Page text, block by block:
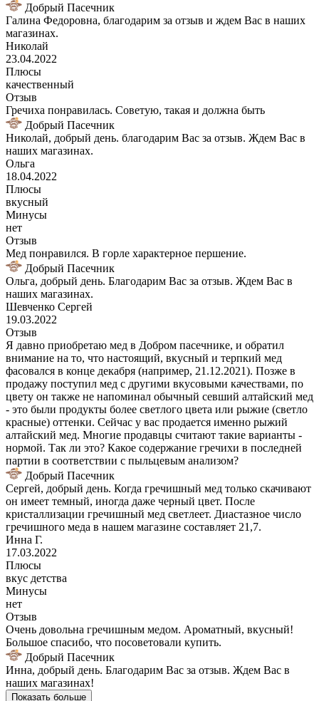
Добрый Пасечник
Галина Федоровна, благодарим за отзыв и ждем Вас в наших
магазинах.
Николай
23.04.2022
Плюсы
качественный
Отзыв
Гречиха понравилась. Советую, такая и должна быть
Добрый Пасечник
Николай, добрый день. благодарим Вас за отзыв. Ждем Вас в
наших магазинах.
Ольга
18.04.2022
Плюсы
вкусный
Минусы
нет
Отзыв
Мед понравился. В горле характерное першение.
Добрый Пасечник
Ольга, добрый день. Благодарим Вас за отзыв. Ждем Вас в
наших магазинах.
Шевченко Сергей
19.03.2022
Отзыв
Я давно приобретаю мед в Добром пасечнике, и обратил
внимание на то, что настоящий, вкусный и терпкий мед
фасовался в конце декабря (например, 21.12.2021). Позже в
продажу поступил мед с другими вкусовыми качествами, по
цвету он также не напоминал обычный севший алтайский мед
- это были продукты более светлого цвета или рыжие (светло
красные) оттенки. Сейчас у вас продается именно рыжий
алтайский мед. Многие продавцы считают такие варианты -
нормой. Так ли это? Какое содержание гречихи в последней
партии в соответствии с пыльцевым анализом?
Добрый Пасечник
Сергей, добрый день. Когда гречишный мед только скачивают
он имеет темный, иногда даже черный цвет. После
кристаллизации гречишный мед светлеет. Диастазное число
гречишного меда в нашем магазине составляет 21,7.
Инна Г.
17.03.2022
Плюсы
вкус детства
Минусы
нет
Отзыв
Очень довольна гречишным медом. Ароматный, вкусный!
Большое спасибо, что посоветовали купить.
Добрый Пасечник
Инна, добрый день. Благодарим Вас за отзыв. Ждем Вас в
наших магазинах!
Показать больше